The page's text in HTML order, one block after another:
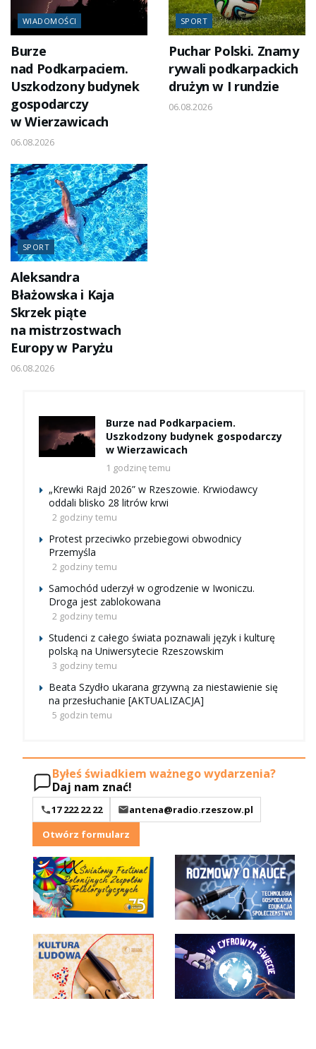
WIADOMOŚCI
Burze
nad Podkarpaciem.
Uszkodzony budynek
gospodarczy
w Wierzawicach
06.08.2026
SPORT
Puchar Polski. Znamy
rywali podkarpackich
drużyn w I rundzie
06.08.2026
SPORT
Aleksandra
Błażowska i Kaja
Skrzek piąte
na mistrzostwach
Europy w Paryżu
06.08.2026
Burze nad Podkarpaciem.
Uszkodzony budynek gospodarczy
w Wierzawicach
1 godzinę temu
„Krewki Rajd 2026” w Rzeszowie. Krwiodawcy
oddali blisko 28 litrów krwi
2 godziny temu
Protest przeciwko przebiegowi obwodnicy
Przemyśla
2 godziny temu
Samochód uderzył w ogrodzenie w Iwoniczu.
Droga jest zablokowana
2 godziny temu
Studenci z całego świata poznawali język i kulturę
polską na Uniwersytecie Rzeszowskim
3 godziny temu
Beata Szydło ukarana grzywną za niestawienie się
na przesłuchanie [AKTUALIZACJA]
5 godzin temu
Byłeś świadkiem ważnego wydarzenia?
Daj nam znać!
17 222 22 22
antena@radio.rzeszow.pl
Otwórz formularz